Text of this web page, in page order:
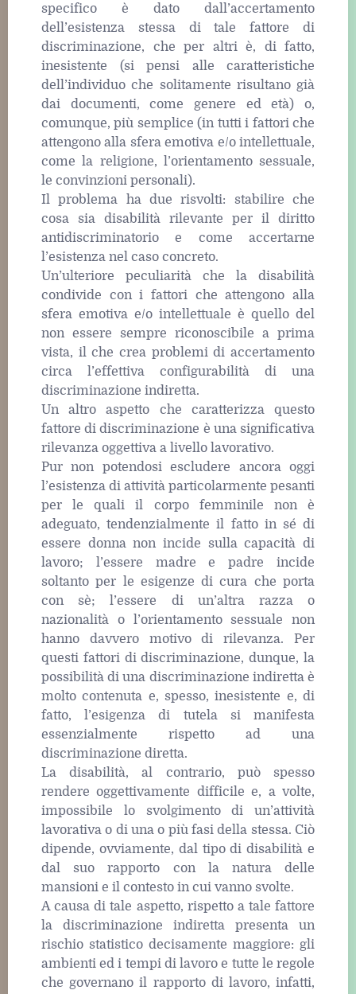
specifico è dato dall’accertamento
dell’esistenza stessa di tale fattore di
discriminazione, che per altri è, di fatto,
inesistente (si pensi alle caratteristiche
dell’individuo che solitamente risultano già
dai documenti, come genere ed età) o,
comunque, più semplice (in tutti i fattori che
attengono alla sfera emotiva e/o intellettuale,
come la religione, l’orientamento sessuale,
le convinzioni personali).
Il problema ha due risvolti: stabilire che
cosa sia disabilità rilevante per il diritto
antidiscriminatorio e come accertarne
l’esistenza nel caso concreto.
Un’ulteriore peculiarità che la disabilità
condivide con i fattori che attengono alla
sfera emotiva e/o intellettuale è quello del
non essere sempre riconoscibile a prima
vista, il che crea problemi di accertamento
circa l’effettiva configurabilità di una
discriminazione indiretta.
Un altro aspetto che caratterizza questo
fattore di discriminazione è una significativa
rilevanza oggettiva a livello lavorativo.
Pur non potendosi escludere ancora oggi
l’esistenza di attività particolarmente pesanti
per le quali il corpo femminile non è
adeguato, tendenzialmente il fatto in sé di
essere donna non incide sulla capacità di
lavoro; l’essere madre e padre incide
soltanto per le esigenze di cura che porta
con sè; l’essere di un’altra razza o
nazionalità o l’orientamento sessuale non
hanno davvero motivo di rilevanza. Per
questi fattori di discriminazione, dunque, la
possibilità di una discriminazione indiretta è
molto contenuta e, spesso, inesistente e, di
fatto, l’esigenza di tutela si manifesta
essenzialmente rispetto ad una
discriminazione diretta.
La disabilità, al contrario, può spesso
rendere oggettivamente difficile e, a volte,
impossibile lo svolgimento di un’attività
lavorativa o di una o più fasi della stessa. Ciò
dipende, ovviamente, dal tipo di disabilità e
dal suo rapporto con la natura delle
mansioni e il contesto in cui vanno svolte.
A causa di tale aspetto, rispetto a tale fattore
la discriminazione indiretta presenta un
rischio statistico decisamente maggiore: gli
ambienti ed i tempi di lavoro e tutte le regole
che governano il rapporto di lavoro, infatti,